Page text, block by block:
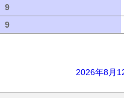
9
9
2026年8月